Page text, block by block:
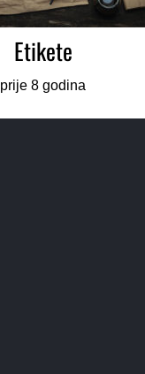
Etikete
prije 8 godina